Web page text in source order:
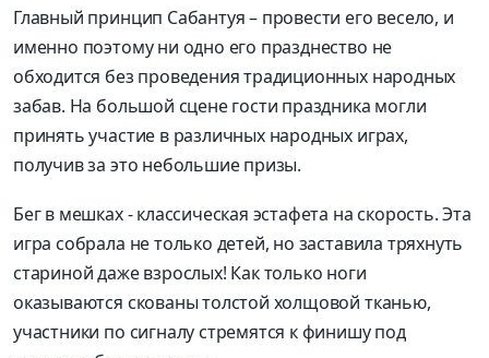
Главный принцип Сабантуя – провести его весело, и
именно поэтому ни одно его празднество не
обходится без проведения традиционных народных
забав. На большой сцене гости праздника могли
принять участие в различных народных играх,
получив за это небольшие призы.
Бег в мешках - классическая эстафета на скорость. Эта
игра собрала не только детей, но заставила тряхнуть
стариной даже взрослых! Как только ноги
оказываются скованы толстой холщовой тканью,
участники по сигналу стремятся к финишу под